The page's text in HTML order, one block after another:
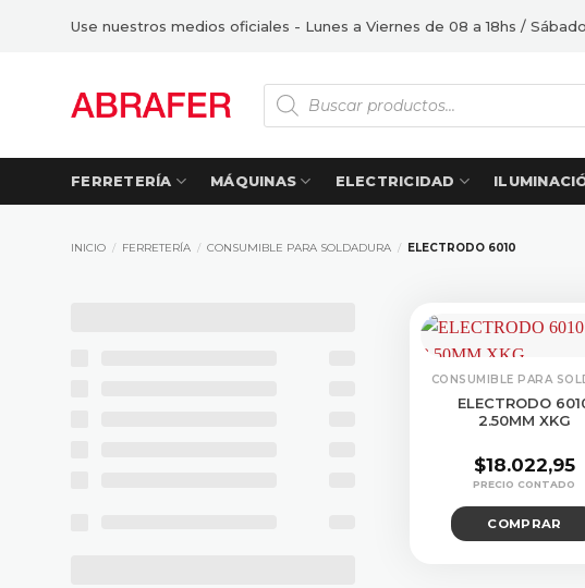
Use nuestros medios oficiales - Lunes a Viernes de 08 a 18hs /
Búsqueda
de
productos
FERRETERÍA MÁQUINAS ELECTRICIDAD
INICIO / FERRETERÍA / CONSUMIBLE PARA SOLDADURA / ELECTRODO 6010
ELECTRODO
2.50MM XKG
$18.022,95
COMPRAR